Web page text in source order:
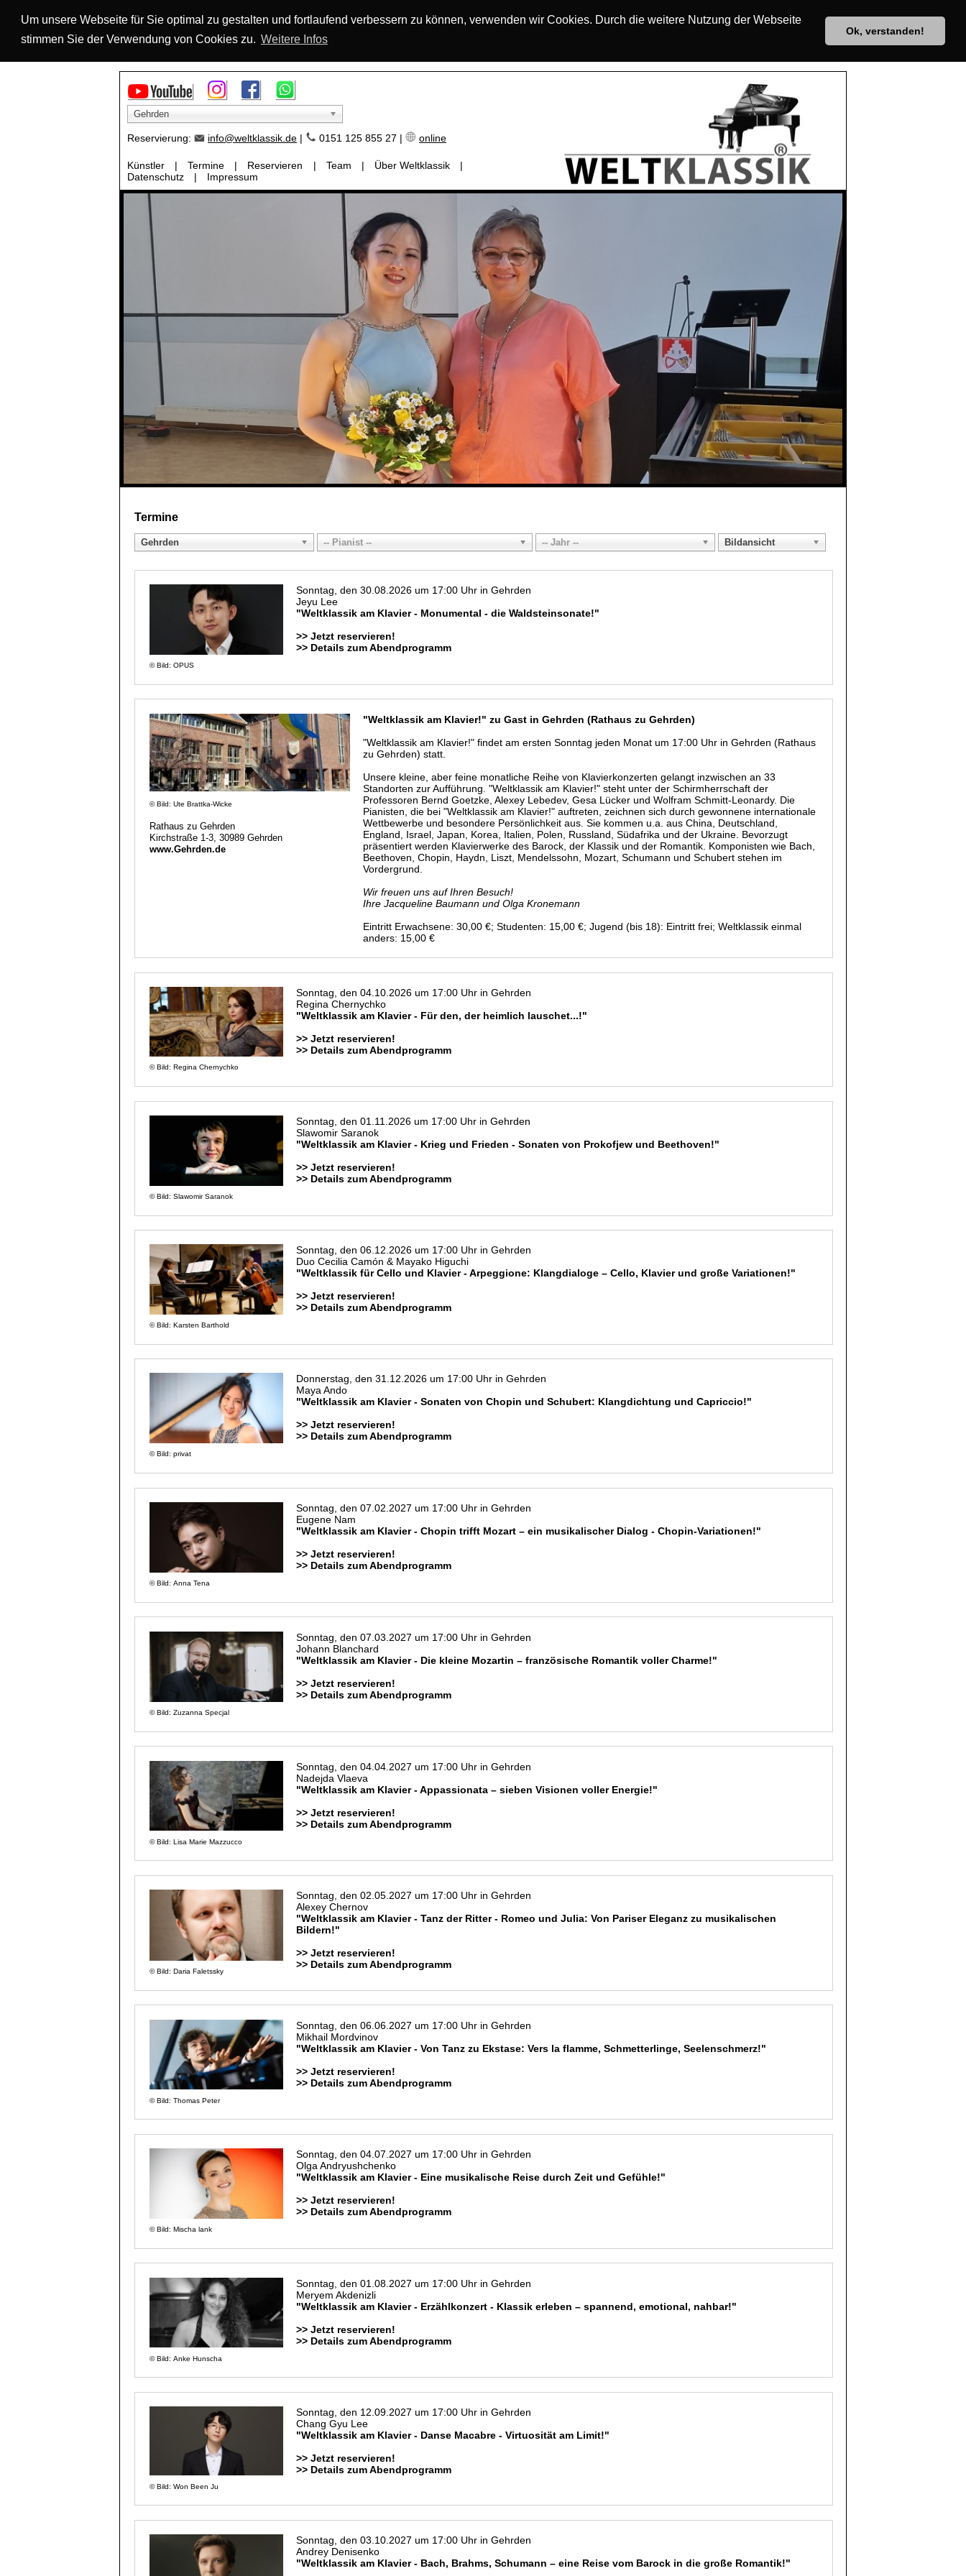
Um unsere Webseite für Sie optimal zu gestalten und fortlaufend verbessern zu können, verwenden wir Cookies. Durch die weitere Nutzung der Webseite
stimmen Sie der Verwendung von Cookies zu. Weitere Infos
Ok, verstanden!
Gehrden
Reservierung: info@weltklassik.de | 0151 125 855 27 | online
Künstler | Termine | Reservieren | Team | Über Weltklassik
|
Datenschutz
| Impressum
Termine
Gehrden -- Pianist -- -- Jahr -- Bildansicht
© Bild: OPUS
Sonntag, den 30.08.2026 um 17:00 Uhr in Gehrden
Jeyu Lee
"Weltklassik am Klavier - Monumental - die Waldsteinsonate!"
>> Jetzt reservieren!
>> Details zum Abendprogramm
© Bild: Ute Brattka-Wicke
Rathaus zu Gehrden
Kirchstraße 1-3, 30989 Gehrden
www.Gehrden.de
"Weltklassik am Klavier!" zu Gast in Gehrden (Rathaus zu Gehrden)
"Weltklassik am Klavier!" findet am ersten Sonntag jeden Monat um 17:00 Uhr in Gehrden (Rathaus
zu Gehrden) statt.
Unsere kleine, aber feine monatliche Reihe von Klavierkonzerten gelangt inzwischen an 33
Standorten zur Aufführung. "Weltklassik am Klavier!" steht unter der Schirmherrschaft der
Professoren Bernd Goetzke, Alexey Lebedev, Gesa Lücker und Wolfram Schmitt-Leonardy. Die
Pianisten, die bei "Weltklassik am Klavier!" auftreten, zeichnen sich durch gewonnene internationale
Wettbewerbe und besondere Persönlichkeit aus. Sie kommen u.a. aus China, Deutschland,
England, Israel, Japan, Korea, Italien, Polen, Russland, Südafrika und der Ukraine. Bevorzugt
präsentiert werden Klavierwerke des Barock, der Klassik und der Romantik. Komponisten wie Bach,
Beethoven, Chopin, Haydn, Liszt, Mendelssohn, Mozart, Schumann und Schubert stehen im
Vordergrund.
Wir freuen uns auf Ihren Besuch!
Ihre Jacqueline Baumann und Olga Kronemann
Eintritt Erwachsene: 30,00 €; Studenten: 15,00 €; Jugend (bis 18): Eintritt frei; Weltklassik einmal
anders: 15,00 €
© Bild: Regina Chernychko
Sonntag, den 04.10.2026 um 17:00 Uhr in Gehrden
Regina Chernychko
"Weltklassik am Klavier - Für den, der heimlich lauschet...!"
>> Jetzt reservieren!
>> Details zum Abendprogramm
© Bild: Slawomir Saranok
Sonntag, den 01.11.2026 um 17:00 Uhr in Gehrden
Slawomir Saranok
"Weltklassik am Klavier - Krieg und Frieden - Sonaten von Prokofjew und Beethoven!"
>> Jetzt reservieren!
>> Details zum Abendprogramm
© Bild: Karsten Barthold
Sonntag, den 06.12.2026 um 17:00 Uhr in Gehrden
Duo Cecilia Camón & Mayako Higuchi
"Weltklassik für Cello und Klavier - Arpeggione: Klangdialoge – Cello, Klavier und große Variationen!"
>> Jetzt reservieren!
>> Details zum Abendprogramm
© Bild: privat
Donnerstag, den 31.12.2026 um 17:00 Uhr in Gehrden
Maya Ando
"Weltklassik am Klavier - Sonaten von Chopin und Schubert: Klangdichtung und Capriccio!"
>> Jetzt reservieren!
>> Details zum Abendprogramm
© Bild: Anna Tena
Sonntag, den 07.02.2027 um 17:00 Uhr in Gehrden
Eugene Nam
"Weltklassik am Klavier - Chopin trifft Mozart – ein musikalischer Dialog - Chopin-Variationen!"
>> Jetzt reservieren!
>> Details zum Abendprogramm
© Bild: Zuzanna Specjal
Sonntag, den 07.03.2027 um 17:00 Uhr in Gehrden
Johann Blanchard
"Weltklassik am Klavier - Die kleine Mozartin – französische Romantik voller Charme!"
>> Jetzt reservieren!
>> Details zum Abendprogramm
© Bild: Lisa Marie Mazzucco
Sonntag, den 04.04.2027 um 17:00 Uhr in Gehrden
Nadejda Vlaeva
"Weltklassik am Klavier - Appassionata – sieben Visionen voller Energie!"
>> Jetzt reservieren!
>> Details zum Abendprogramm
© Bild: Daria Faletssky
Sonntag, den 02.05.2027 um 17:00 Uhr in Gehrden
Alexey Chernov
"Weltklassik am Klavier - Tanz der Ritter - Romeo und Julia: Von Pariser Eleganz zu musikalischen
Bildern!"
>> Jetzt reservieren!
>> Details zum Abendprogramm
© Bild: Thomas Peter
Sonntag, den 06.06.2027 um 17:00 Uhr in Gehrden
Mikhail Mordvinov
"Weltklassik am Klavier - Von Tanz zu Ekstase: Vers la flamme, Schmetterlinge, Seelenschmerz!"
>> Jetzt reservieren!
>> Details zum Abendprogramm
© Bild: Mischa lank
Sonntag, den 04.07.2027 um 17:00 Uhr in Gehrden
Olga Andryushchenko
"Weltklassik am Klavier - Eine musikalische Reise durch Zeit und Gefühle!"
>> Jetzt reservieren!
>> Details zum Abendprogramm
© Bild: Anke Hunscha
Sonntag, den 01.08.2027 um 17:00 Uhr in Gehrden
Meryem Akdenizli
"Weltklassik am Klavier - Erzählkonzert - Klassik erleben – spannend, emotional, nahbar!"
>> Jetzt reservieren!
>> Details zum Abendprogramm
© Bild: Won Been Ju
Sonntag, den 12.09.2027 um 17:00 Uhr in Gehrden
Chang Gyu Lee
"Weltklassik am Klavier - Danse Macabre - Virtuosität am Limit!"
>> Jetzt reservieren!
>> Details zum Abendprogramm
Sonntag, den 03.10.2027 um 17:00 Uhr in Gehrden
Andrey Denisenko
"Weltklassik am Klavier - Bach, Brahms, Schumann – eine Reise vom Barock in die große Romantik!"